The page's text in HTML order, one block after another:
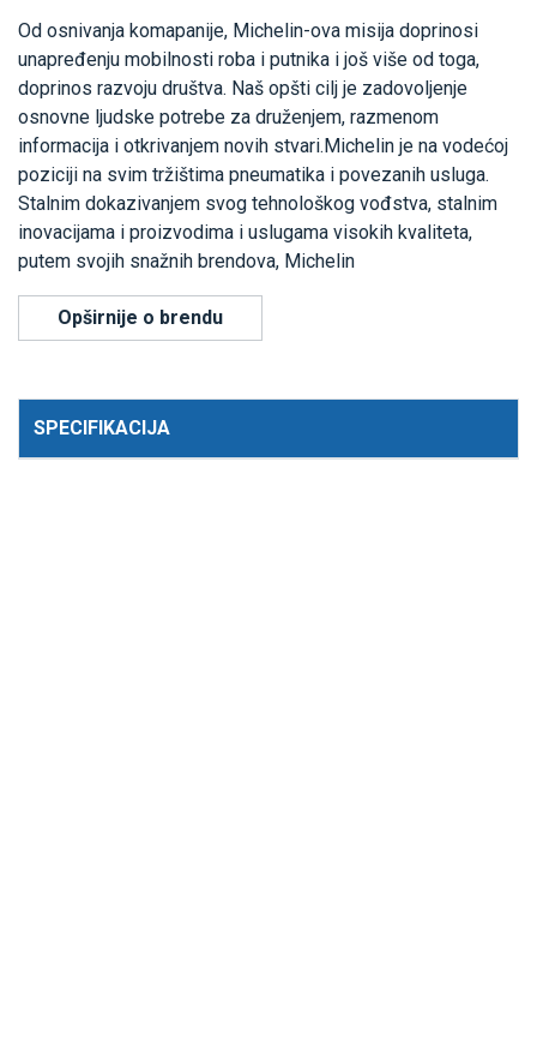
Od osnivanja komapanije, Michelin-ova misija doprinosi
unapređenju mobilnosti roba i putnika i još više od toga,
doprinos razvoju društva. Naš opšti cilj je zadovoljenje
osnovne ljudske potrebe za druženjem, razmenom
informacija i otkrivanjem novih stvari.Michelin je na vodećoj
poziciji na svim tržištima pneumatika i povezanih usluga.
Stalnim dokazivanjem svog tehnološkog vođstva, stalnim
inovacijama i proizvodima i uslugama visokih kvaliteta,
putem svojih snažnih brendova, Michelin
Opširnije o brendu
SPECIFIKACIJA